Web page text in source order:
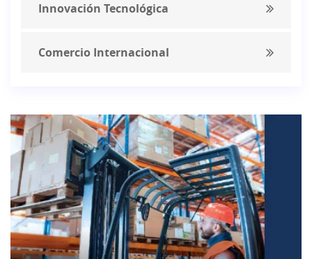
Innovación Tecnológica
Comercio Internacional